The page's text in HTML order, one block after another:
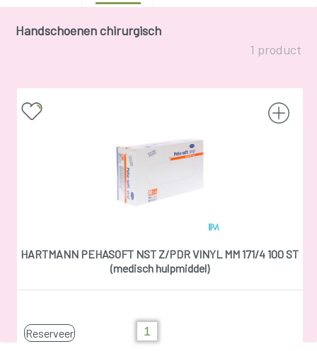
Handschoenen chirurgisch
1 product
HARTMANN PEHASOFT NST Z/PDR VINYL MM 171/4 100 ST
(medisch hulpmiddel)
Reserveer